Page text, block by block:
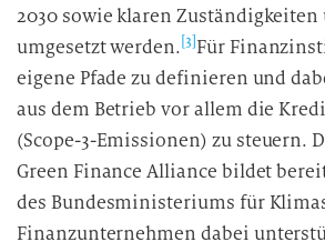
2030 sowie klaren
umgesetzt werden. [3] Für
eigene Pfade zu definieren und
aus dem Betrieb vor allem die
(Scope-3-Emissionen) zu steuern.
Green Finance Alliance bildet
des Bundesministeriums für
Finanzunternehmen dabei